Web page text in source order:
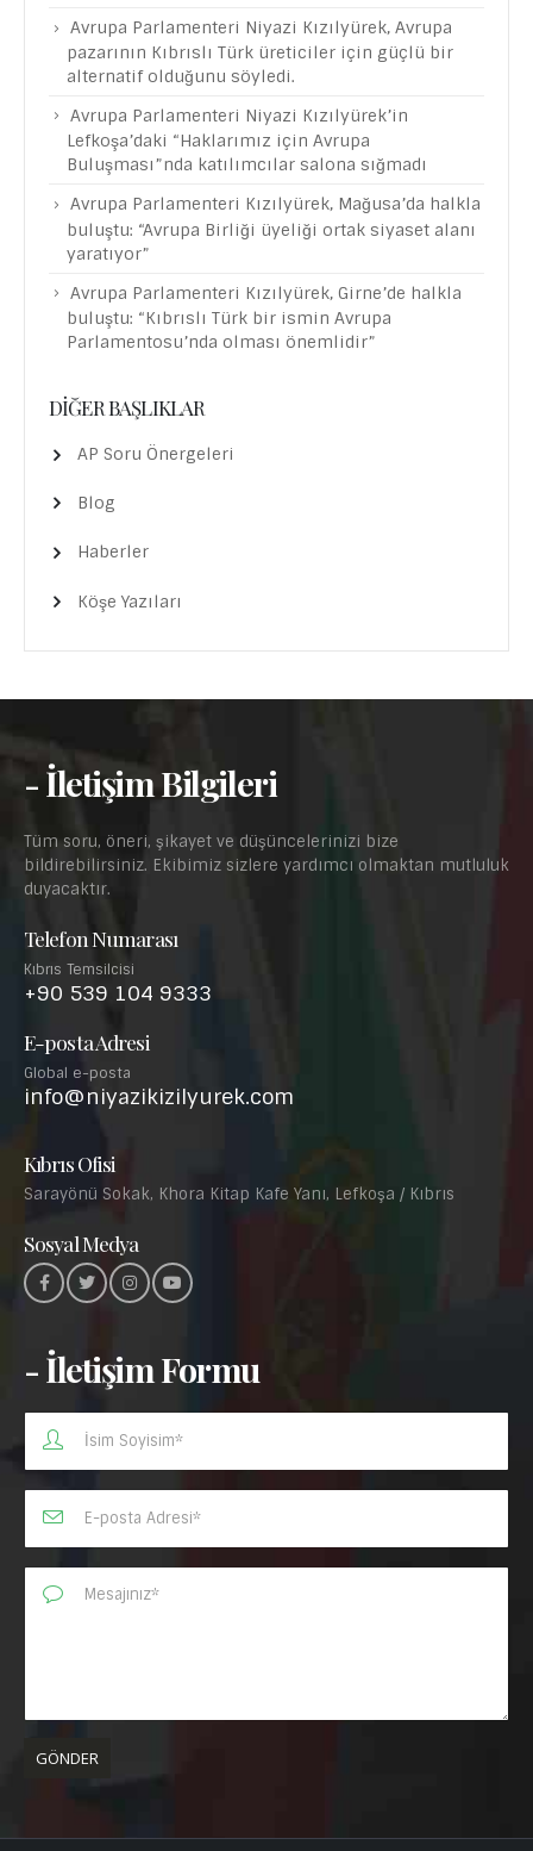
Avrupa Parlamenteri Niyazi Kızılyürek, Avrupa
pazarının Kıbrıslı Türk üreticiler için güçlü bir
alternatif olduğunu söyledi.
Avrupa Parlamenteri Niyazi Kızılyürek’in
Lefkoşa’daki “Haklarımız için Avrupa
Buluşması”nda katılımcılar salona sığmadı
Avrupa Parlamenteri Kızılyürek, Mağusa’da halkla
buluştu: “Avrupa Birliği üyeliği ortak siyaset alanı
yaratıyor”
Avrupa Parlamenteri Kızılyürek, Girne’de halkla
buluştu: “Kıbrıslı Türk bir ismin Avrupa
Parlamentosu’nda olması önemlidir”
DIĞER BAŞLIKLAR
AP Soru Önergeleri
Blog
Haberler
Köşe Yazıları
- İletişim Bilgileri
Tüm soru, öneri, şikayet ve düşüncelerinizi bize
bildirebilirsiniz. Ekibimiz sizlere yardımcı olmaktan mutluluk
duyacaktır.
Telefon Numarası
Kıbrıs Temsilcisi
+90 539 104 9333
E-posta Adresi
Global e-posta
info@niyazikizilyurek.com
Kıbrıs Ofisi
Sarayönü Sokak, Khora Kitap Kafe Yanı, Lefkoşa / Kıbrıs
Sosyal Medya
- İletişim Formu